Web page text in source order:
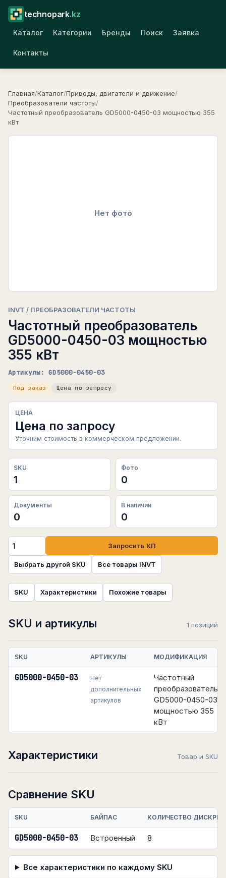
technopark.kz
Каталог Категории Бренды Поиск Заявка
Контакты
Главная/Каталог/Приводы, двигатели и движение/
Преобразователи частоты/
Частотный преобразователь GD5000-0450-03 мощностью 355
кВт
Нет фото
INVT / ПРЕОБРАЗОВАТЕЛИ ЧАСТОТЫ
Частотный преобразователь
GD5000-0450-03 мощностью
355 кВт
Артикулы: GD5000-0450-03
Под заказ Цена по запросу
ЦЕНА
Цена по запросу
Уточним стоимость в коммерческом предложении.
SKU
1
Фото
0
Документы
0
В наличии
0
Запросить КП
Выбрать другой SKU Все товары INVT
SKU Характеристики Похожие товары
SKU и артикулы 1 позиций
SKU АРТИКУЛЫ МОДИФИКАЦИЯ
GD5000-0450-03
Нет
дополнительных
артикулов
Частотный
преобразователь
GD5000-0450-03
мощностью 355
кВт
Характеристики Товар и SKU
Сравнение SKU
SKU БАЙПАС КОЛИЧЕСТВО
GD5000-0450-03 Встроенный 8
Все характеристики по каждому SKU